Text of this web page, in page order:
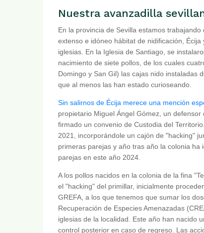
Nuestra avanzadilla
En la provincia de Sevilla estamos
extenso e idóneo hábitat de nidificación,
iglesias. En la Iglesia de Santiago, se
nacimiento de siete pollos, de los cuales
Domingo y San Gil) las cajas nido instaladas
que al menos las han estado curioseando.
Sin salirnos de Écija merece una mención
propietario Miguel Ángel Gómez, un
firmado un convenio de Custodia del
2021, incorporándole un cajón de "hacking"
primeras parejas y año tras año la colonia
parejas en este año 2024.
A los pollos nacidos en la colonia de la fina
el "hacking" del primillar, inicialmente
GREFA, a los que tenemos que sumar los
Recuperación de Especies Amenazadas
iglesias de la localidad. Este año han nacido
control posterior en caso de regreso. Las